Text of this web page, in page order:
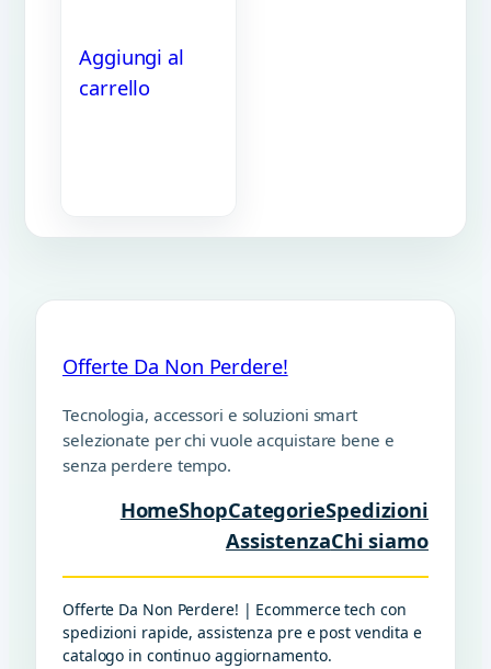
Aggiungi al
carrello
Offerte Da Non Perdere!
Tecnologia, accessori e soluzioni smart
selezionate per chi vuole acquistare bene e
senza perdere tempo.
HomeShopCategorieSpedizioni
AssistenzaChi siamo
Offerte Da Non Perdere! | Ecommerce tech con
spedizioni rapide, assistenza pre e post vendita e
catalogo in continuo aggiornamento.